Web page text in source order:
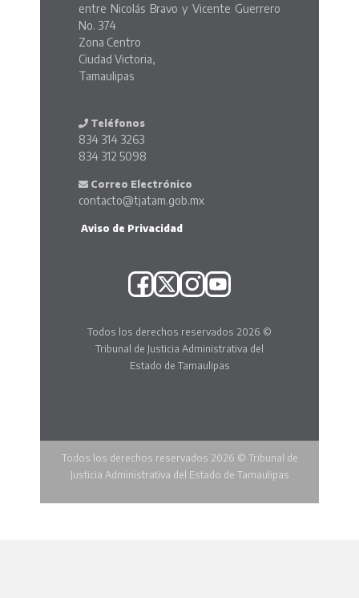
entre Nicolás Bravo y Vicente Guerrero
No. 374
Zona Centro
Ciudad Victoria,
Tamaulipas
Teléfonos
834 314 3263
834 312 5098
Correo Electrónico
contacto@tjatam.gob.mx
Aviso de Privacidad
Todos los derechos reservados 2026 ©
Tribunal de Justicia Administrativa del
Estado de Tamaulipas
Todos los derechos reservados 2026 © Tribunal de
Justicia Administrativa del Estado de Tamaulipas